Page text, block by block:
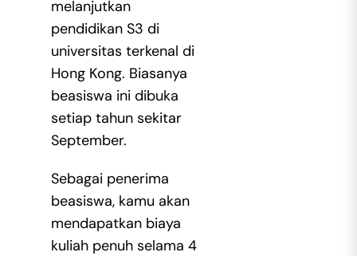
melanjutkan
pendidikan S3 di
universitas terkenal di
Hong Kong. Biasanya
beasiswa ini dibuka
setiap tahun sekitar
September.
Sebagai penerima
beasiswa, kamu akan
mendapatkan biaya
kuliah penuh selama 4